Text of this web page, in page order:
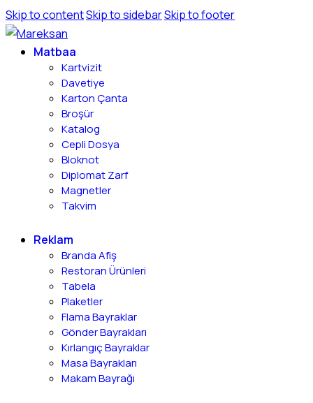
Skip to contentSkip to sidebarSkip to footer
Matbaa
Kartvizit
Davetiye
Karton Çanta
Broşür
Katalog
Cepli Dosya
Bloknot
Diplomat Zarf
Magnetler
Takvim
Reklam
Branda Afiş
Restoran Ürünleri
Tabela
Plaketler
Flama Bayraklar
Gönder Bayrakları
Kırlangıç Bayraklar
Masa Bayrakları
Makam Bayrağı